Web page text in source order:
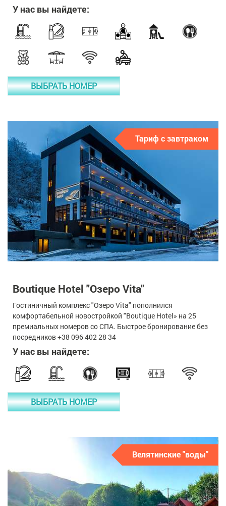
У нас вы найдете:
ВЫБРАТЬ НОМЕР
Тариф с завтраком
Boutique Hotel "Озеро Vita"
Гостиничный комплекс "Озеро Vita" пополнился
комфортабельной новостройкой "Boutique Hotel» на 25
премиальных номеров со СПА. Быстрое бронирование без
посредников +38 096 402 28 34
У нас вы найдете:
ВЫБРАТЬ НОМЕР
Велятинские "воды"